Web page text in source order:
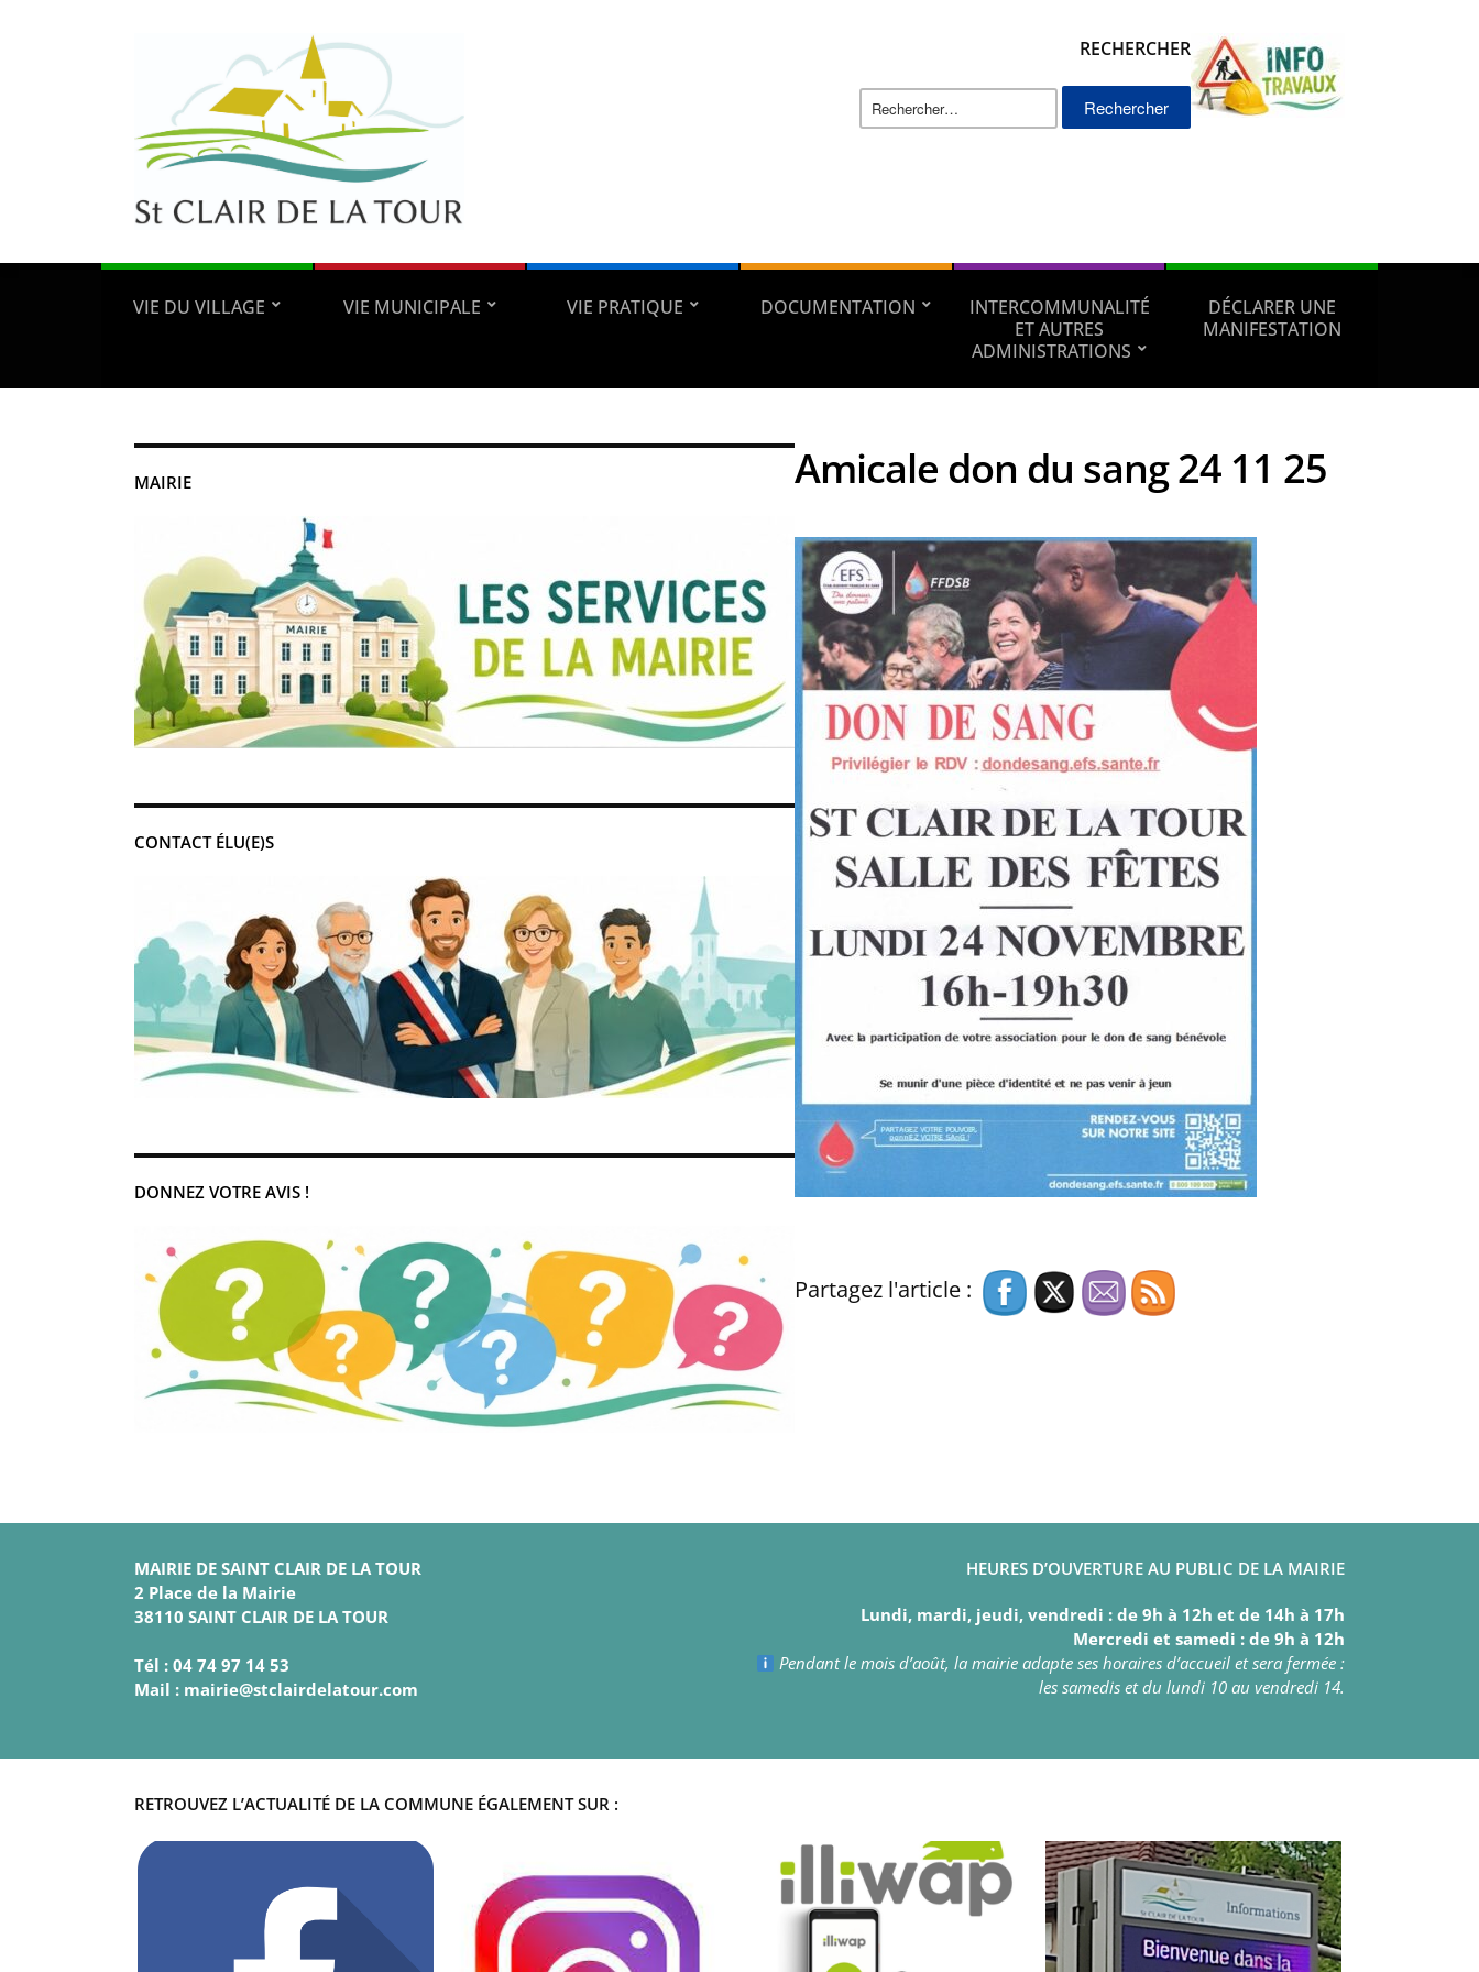
RECHERCHER
Rechercher :
VIE DU VILLAGE VIE MUNICIPALE VIE PRATIQUE DOCUMENTATION
INTERCOMMUNALITÉ
ET AUTRES
ADMINISTRATIONS
DÉCLARER UNE
MANIFESTATION
MAIRIE
CONTACT ÉLU(E)S
DONNEZ VOTRE AVIS !
Amicale don du sang 24 11 25
Partagez l'article :
MAIRIE DE SAINT CLAIR DE LA TOUR
2 Place de la Mairie
38110 SAINT CLAIR DE LA TOUR
Tél : 04 74 97 14 53
Mail : mairie@stclairdelatour.com
HEURES D’OUVERTURE AU PUBLIC DE LA MAIRIE
Lundi, mardi, jeudi, vendredi : de 9h à 12h et de 14h à 17h
Mercredi et samedi : de 9h à 12h
Pendant le mois d’août, la mairie adapte ses horaires d’accueil et sera fermée :
les samedis et du lundi 10 au vendredi 14.
RETROUVEZ L’ACTUALITÉ DE LA COMMUNE ÉGALEMENT SUR :